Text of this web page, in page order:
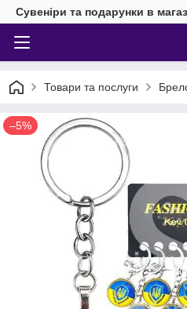
Сувеніри та подарунки в
Товари та послуги
–5%